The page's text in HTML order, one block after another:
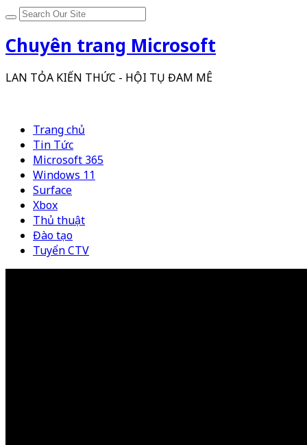
Chuyên trang Microsoft
LAN TỎA KIẾN THỨC - HỘI TỤ ĐAM MÊ
Trang chủ
Tin Tức
Microsoft 365
Windows 11
Surface
Xbox
Thủ thuật
Đào tạo
Tuyển CTV